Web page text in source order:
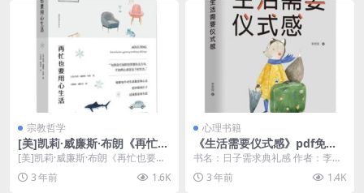
宗教哲学
[美]凯莉·威廉斯·布朗《再忙也
要用心生活》pdf下载
[美]凯莉·威廉斯·布朗《再忙也要用
心生活》pdf下载介绍 书名：再忙
也要用心日...
3 年前 1.6K
心理书籍
《生活需要仪式感》pdf免费
电子书籍下载
书名：日子需求典礼感 作者：李思
圆 出书社：山东文艺出书社 出书
年：2017-1...
3 年前 1.4K